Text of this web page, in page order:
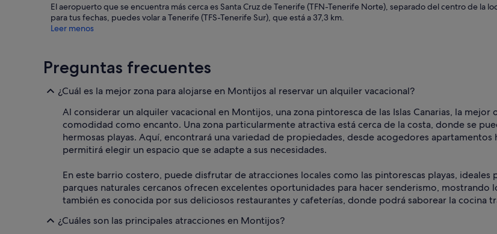
El aeropuerto que se encuentra más cerca es Santa Cruz de Tenerife (TFN-Tenerife Norte), separado del centro de la
para tus fechas, puedes volar a Tenerife (TFS-Tenerife Sur), que está a 37,3 km.
Leer menos
Preguntas frecuentes
¿Cuál es la mejor zona para alojarse en Montijos al reservar un alquiler vacacional?
Al considerar un alquiler vacacional en Montijos, una zona pintoresca de las Islas Canarias, la
comodidad como encanto. Una zona particularmente atractiva está cerca de la costa, donde se
hermosas playas. Aquí, encontrará una variedad de propiedades, desde acogedores apartamentos
permitirá elegir un espacio que se adapte a sus necesidades.
En este barrio costero, puede disfrutar de atracciones locales como las pintorescas playas,
parques naturales cercanos ofrecen excelentes oportunidades para hacer senderismo, mostrando
también es conocida por sus deliciosos restaurantes y cafeterías, donde podrá saborear la cocina
¿Cuáles son las principales atracciones en Montijos?